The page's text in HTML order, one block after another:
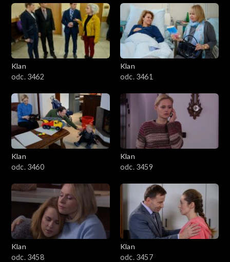
Klan
odc. 3462
Klan
odc. 3461
Klan
odc. 3460
Klan
odc. 3459
Klan
odc. 3458
Klan
odc. 3457